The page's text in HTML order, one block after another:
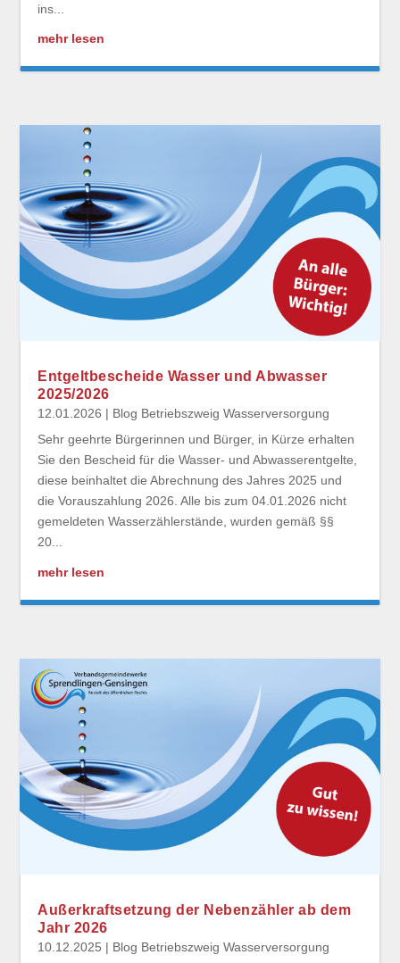
ins...
mehr lesen
Entgeltbescheide Wasser und Abwasser
2025/2026
12.01.2026 | Blog Betriebszweig Wasserversorgung
Sehr geehrte Bürgerinnen und Bürger, in Kürze erhalten
Sie den Bescheid für die Wasser- und Abwasserentgelte,
diese beinhaltet die Abrechnung des Jahres 2025 und
die Vorauszahlung 2026. Alle bis zum 04.01.2026 nicht
gemeldeten Wasserzählerstände, wurden gemäß §§
20...
mehr lesen
Außerkraftsetzung der Nebenzähler ab dem
Jahr 2026
10.12.2025 | Blog Betriebszweig Wasserversorgung